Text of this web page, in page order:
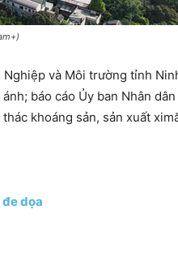
và Môi trường tỉnh
báo cáo Ủy ban Nhân
khoáng sản, sản xuất
đe dọa